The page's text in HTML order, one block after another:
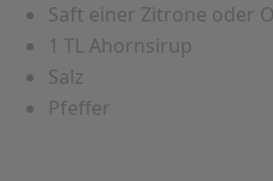
Saft einer Zitrone oder
1 TL Ahornsirup
Salz
Pfeffer